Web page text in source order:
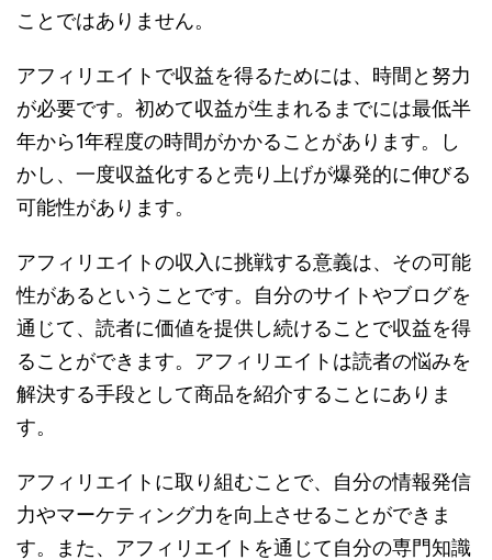
ことではありません。
アフィリエイトで収益を得るためには、時間と努力
が必要です。初めて収益が生まれるまでには最低半
年から1年程度の時間がかかることがあります。し
かし、一度収益化すると売り上げが爆発的に伸びる
可能性があります。
アフィリエイトの収入に挑戦する意義は、その可能
性があるということです。自分のサイトやブログを
通じて、読者に価値を提供し続けることで収益を得
ることができます。アフィリエイトは読者の悩みを
解決する手段として商品を紹介することにありま
す。
アフィリエイトに取り組むことで、自分の情報発信
力やマーケティング力を向上させることができま
す。また、アフィリエイトを通じて自分の専門知識